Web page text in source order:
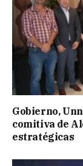
Gobierno,
comitiva de
estratégicas